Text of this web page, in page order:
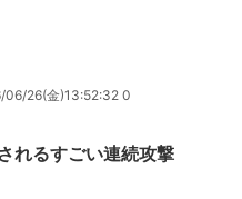
06/26(金)13:52:32 0
れるすごい連続攻撃